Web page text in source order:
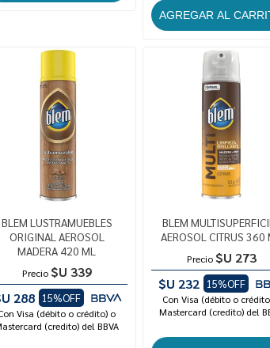
BLEM LUSTRAMUEBLES
ORIGINAL AEROSOL
MADERA 420 ML
Precio $U 339
288
15%OFF
Visa (débito o crédito) o
(credito) del BBVA
BLEM
AEROSOL CITRUS 360
Precio $U 273
$U 232
15%OFF
Con Visa (débito o
Mastercard (credito) del